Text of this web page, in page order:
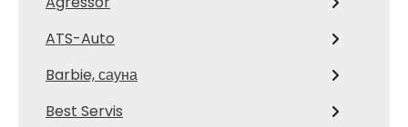
ATS-Auto
Barbie, сауна
Best Servis